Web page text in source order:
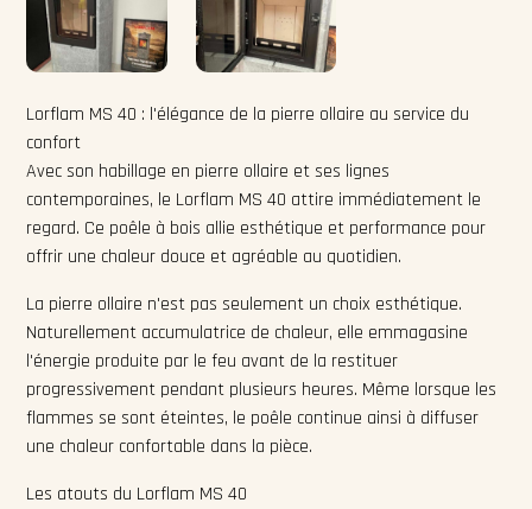
Lorflam MS 40 : l'élégance de la pierre ollaire au service du
confort
Avec son habillage en pierre ollaire et ses lignes
contemporaines, le Lorflam MS 40 attire immédiatement le
regard. Ce poêle à bois allie esthétique et performance pour
offrir une chaleur douce et agréable au quotidien.
La pierre ollaire n'est pas seulement un choix esthétique.
Naturellement accumulatrice de chaleur, elle emmagasine
l'énergie produite par le feu avant de la restituer
progressivement pendant plusieurs heures. Même lorsque les
flammes se sont éteintes, le poêle continue ainsi à diffuser
une chaleur confortable dans la pièce.
Les atouts du Lorflam MS 40